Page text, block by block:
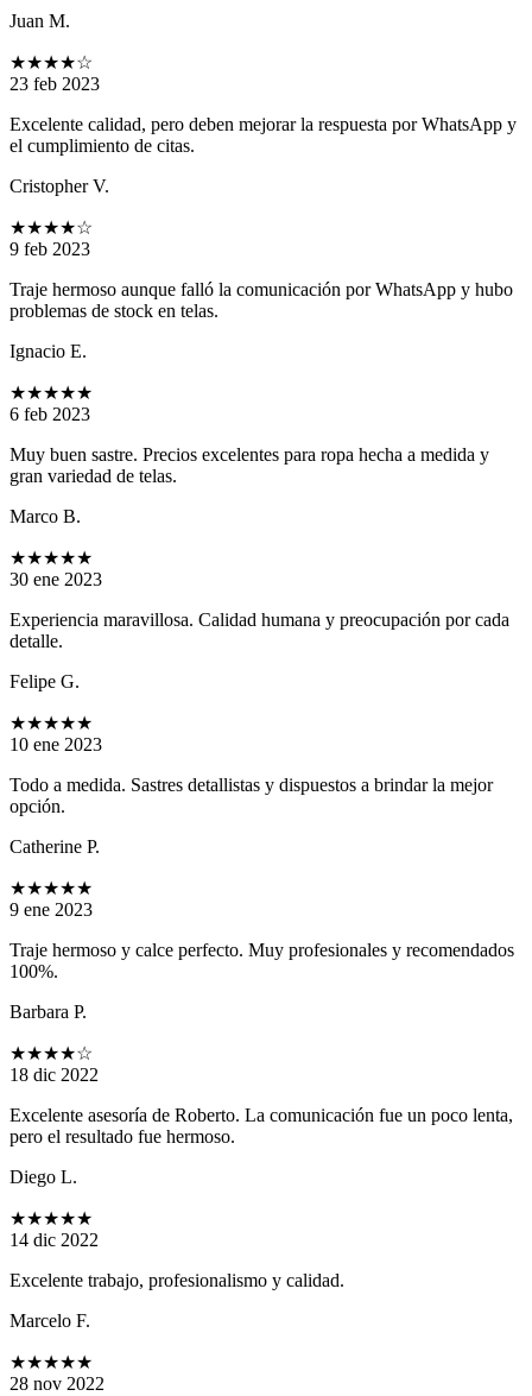
Juan M.
★★★★☆
23 feb 2023
Excelente calidad, pero deben mejorar la respuesta por WhatsApp y
el cumplimiento de citas.
Cristopher V.
★★★★☆
9 feb 2023
Traje hermoso aunque falló la comunicación por WhatsApp y hubo
problemas de stock en telas.
Ignacio E.
★★★★★
6 feb 2023
Muy buen sastre. Precios excelentes para ropa hecha a medida y
gran variedad de telas.
Marco B.
★★★★★
30 ene 2023
Experiencia maravillosa. Calidad humana y preocupación por cada
detalle.
Felipe G.
★★★★★
10 ene 2023
Todo a medida. Sastres detallistas y dispuestos a brindar la mejor
opción.
Catherine P.
★★★★★
9 ene 2023
Traje hermoso y calce perfecto. Muy profesionales y recomendados
100%.
Barbara P.
★★★★☆
18 dic 2022
Excelente asesoría de Roberto. La comunicación fue un poco lenta,
pero el resultado fue hermoso.
Diego L.
★★★★★
14 dic 2022
Excelente trabajo, profesionalismo y calidad.
Marcelo F.
★★★★★
28 nov 2022